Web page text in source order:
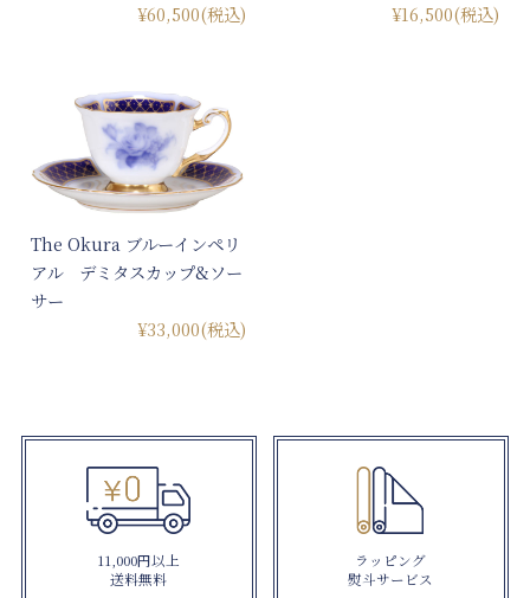
¥60,500(税込)
¥16,500(税込)
The Okura ブルーインペリ
アル デミタスカップ&ソー
サー
¥33,000(税込)
11,000円以上
送料無料
ラッピング
熨斗サービス